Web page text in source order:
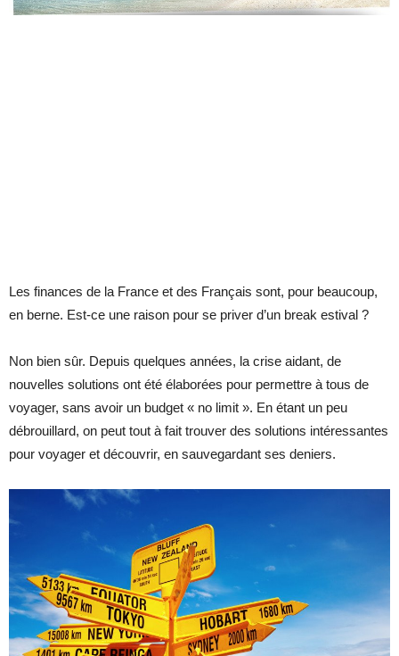
Les finances de la France et des Français sont, pour beaucoup,
en berne. Est-ce une raison pour se priver d’un break estival ?
Non bien sûr. Depuis quelques années, la crise aidant, de
nouvelles solutions ont été élaborées pour permettre à tous de
voyager, sans avoir un budget « no limit ». En étant un peu
débrouillard, on peut tout à fait trouver des solutions intéressantes
pour voyager et découvrir, en sauvegardant ses deniers.